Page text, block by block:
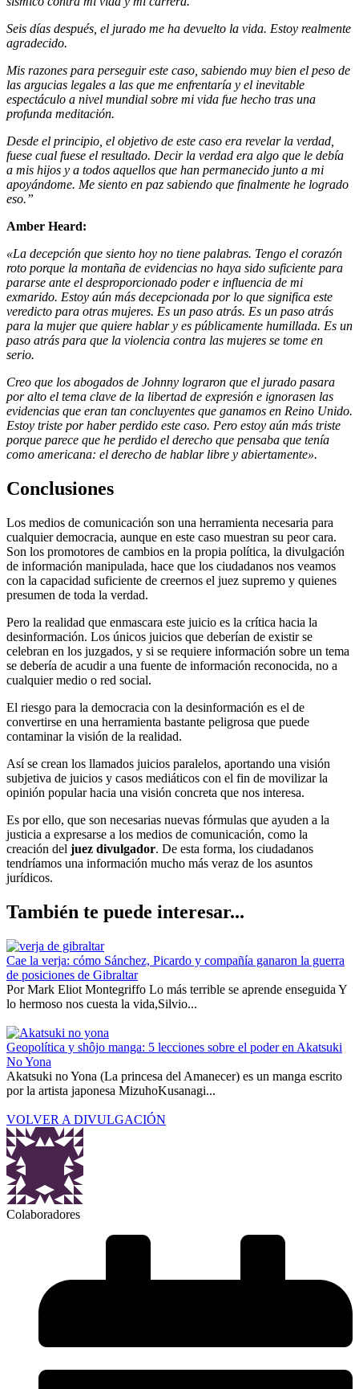
Seis días después, el jurado me ha devuelto la vida. Estoy realmente
agradecido.
Mis razones para perseguir este caso, sabiendo muy bien el peso de
las argucias legales a las que me enfrentaría y el inevitable
espectáculo a nivel mundial sobre mi vida fue hecho tras una
profunda meditación.
Desde el principio, el objetivo de este caso era revelar la verdad,
fuese cual fuese el resultado. Decir la verdad era algo que le debía
a mis hijos y a todos aquellos que han permanecido junto a mi
apoyándome. Me siento en paz sabiendo que finalmente he logrado
eso.”
Amber Heard:
« La decepción que siento hoy no tiene palabras. Tengo el corazón
roto porque la montaña de evidencias no haya sido suficiente para
pararse ante el desproporcionado poder e influencia de mi
exmarido. Estoy aún más decepcionada por lo que significa este
veredicto para otras mujeres. Es un paso atrás. Es un paso atrás
para la mujer que quiere hablar y es públicamente humillada. Es un
paso atrás para que la violencia contra las mujeres se tome en
serio.
Creo que los abogados de Johnny lograron que el jurado pasara
por alto el tema clave de la libertad de expresión e ignorasen las
evidencias que eran tan concluyentes que ganamos en Reino Unido.
Estoy triste por haber perdido este caso. Pero estoy aún más triste
porque parece que he perdido el derecho que pensaba que tenía
como americana: el derecho de hablar libre y abiertamente».
Conclusiones
Los medios de comunicación son una herramienta necesaria para
cualquier democracia, aunque en este caso muestran su peor cara.
Son los promotores de cambios en la propia política, la divulgación
de información manipulada, hace que los ciudadanos nos veamos
con la capacidad suficiente de creernos el juez supremo y quienes
presumen de toda la verdad.
Pero la realidad que enmascara este juicio es la crítica hacia la
desinformación. Los únicos juicios que deberían de existir se
celebran en los juzgados, y si se requiere información sobre un tema
se debería de acudir a una fuente de información reconocida, no a
cualquier medio o red social.
El riesgo para la democracia con la desinformación es el de
convertirse en una herramienta bastante peligrosa que puede
contaminar la visión de la realidad.
Así se crean los llamados juicios paralelos, aportando una visión
subjetiva de juicios y casos mediáticos con el fin de movilizar la
opinión popular hacia una visión concreta que nos interesa.
Es por ello, que son necesarias nuevas fórmulas que ayuden a la
justicia a expresarse a los medios de comunicación, como la
creación del juez divulgador. De esta forma, los ciudadanos
tendríamos una información mucho más veraz de los asuntos
jurídicos.
También te puede interesar...
Cae la verja: cómo Sánchez, Picardo y compañía ganaron la guerra
de posiciones de Gibraltar
Por Mark Eliot Montegriffo Lo más terrible se aprende enseguida Y
lo hermoso nos cuesta la vida,Silvio...
Geopolítica y shôjo manga: 5 lecciones sobre el poder en Akatsuki
No Yona
Akatsuki no Yona (La princesa del Amanecer) es un manga escrito
por la artista japonesa MizuhoKusanagi...
VOLVER A DIVULGACIÓN
Colaboradores